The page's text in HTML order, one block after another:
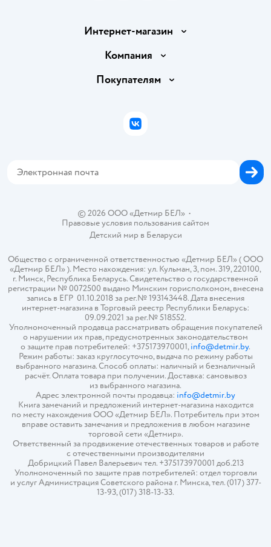
Интернет-магазин
Доставка и оплата
Правила продажи
Политика использования файлов cookie
Компания
Вакансии
Покупателям
Бонусные карты
© 2026 ООО «Детмир БЕЛ»•
Правовые условия пользования сайтом
Детский мир в Беларуси
Общество с ограниченной ответственностью «Детмир БЕЛ» ( ООО
«Детмир БЕЛ» ). Место нахождения: ул. Кульман, 3, пом. 319, 220100,
г. Минск, Республика Беларусь. Свидетельство о государственной
регистрации № 0072500 выдано Минским горисполкомом, внесена
запись в ЕГР 01.10.2018 за рег.№ 193143448. Дата внесения
интернет-магазина в Торговый реестр Республики Беларусь:
09.09.2021 за рег.№ 518552.
Уполномоченный продавца рассматривать обращения покупателей
о нарушении их прав, предусмотренных законодательством
о защите прав потребителей: +375173970001,info@detmir.by.
Режим работы: заказ круглосуточно, выдача по режиму работы
выбранного магазина. Способ оплаты: наличный и безналичный
расчёт. Оплата товара при получении. Доставка: самовывоз
из выбранного магазина.
Адрес электронной почты продавца: info@detmir.by
Книга замечаний и предложений интернет-магазина находится
по месту нахождения ООО «Детмир БЕЛ». Потребитель при этом
вправе оставить замечания и предложения в любом магазине
торговой сети «Детмир».
Ответственный за продвижение отечественных товаров и работе
с отечественными производителями
Добрицкий Павел Валерьевич тел. +375173970001 доб.213
Уполномоченный по защите прав потребителей: отдел торговли
и услуг Администрация Советского района г. Минска, тел. (017) 377-
13-93, (017) 318-13-33.
ВКонтакте